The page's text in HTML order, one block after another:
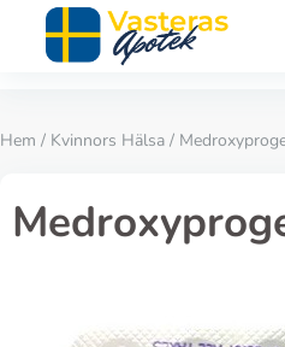
Hem / Kvinnors Hälsa /